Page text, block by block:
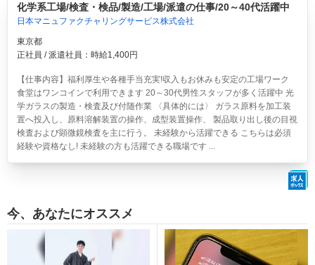
化学系工場/検査・検品/製造/工場/派遣の仕事/20～40代活躍中
日本マニュファクチャリングサービス株式会社
東京都
正社員 / 派遣社員：時給1,400円
【仕事内容】福利厚生や各種手当充実!収入もお休みも安定の工場ワーク
食堂はワンコインで利用できます 20～30代男性スタッフが多く活躍中 光
学ガラスの製造・検査及び付随作業 〈具体的には〉 ガラス原料を加工装
置へ投入し、原料溶解装置の操作、成型装置操作、 製品取り出し後の目視
検査および顕微鏡検査を主に行う。 未経験から活躍できる こちらは必須
経験や資格なし! 未経験の方も活躍できる職場です ...
今、あなたにオススメ